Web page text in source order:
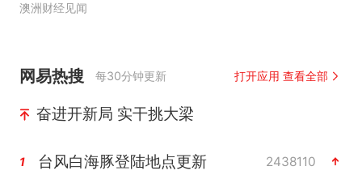
澳洲财经见闻
网易热搜 每30分钟更新 打开应用 查看全部
奋进开新局 实干挑大梁
1 台风白海豚登陆地点更新 2438110